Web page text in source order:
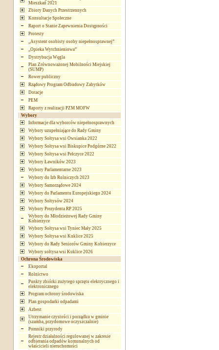
Mieszkań 2021
Zbiory Danych Przestrzennych
Konsultacje Społeczne
Raport o Stanie Zapewnienia Dostępności
Protesty
„Asystent osobisty osoby niepełnosprawnej”
„Opieka Wytchnieniowa”
Dystrybucja Węgla
Plan Zrównoważonej Mobilności Miejskiej
(SUMP)
Rower publiczny
Rządowy Program Odbudowy Zabytków
Dotacje
PEM
Raporty z realizacji PZM MOFW
Wybory
Informacje dla wyborców niepełnosprawnych
Wybory uzupełniające do Rady Gminy
Wybory Sołtysa wsi Owsianka 2022
Wybory Sołtysa wsi Biskupice Podgórne 2022
Wybory Sołtysa wsi Pełczyce 2022
Wybory Ławników 2023
Wybory Parlamentarne 2023
Wybory do Izb Rolniczych 2023
Wybory Samorządowe 2024
Wybory do Parlamentu Europejskiego 2024
Wybory Sołtysów 2024
Wybory Prezydenta RP 2025
Wybory do Młodzieżowej Rady Gminy
Kobierzyce
Wybory Sołtysa wsi Tyniec Mały 2025
Wybory Sołtysa wsi Kuklice 2025
Wybory do Rady Seniorów Gminy Kobierzyce
Wybory sołtysa wsi Kuklice 2026
Ochrona Środowiska
Ekoportal
Rolnictwo
Punkty zbiórki zużytego sprzętu elektrycznego i
elektronicznego
Program ochrony środowiska
Plan gospodarki odpadami
Azbest
Utrzymanie czystości i porządku w gminie
(szamba, przydomowe oczyszczalnie)
Pomniki przyrody
Rejestr działalności regulowanej w zakresie
odbierania odpadów komunalnych od
właścicieli nieruchomości